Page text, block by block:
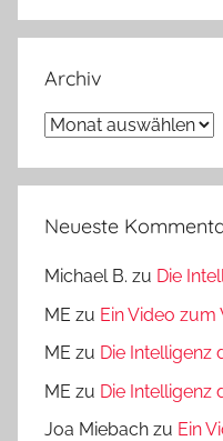
Archiv
Archiv
Neueste
Michael B. zu Die
ME zu Ein Video
ME zu Die Intelligenz
ME zu Die Intelligenz
Joa Miebach zu Ein